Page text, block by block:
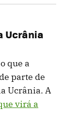
Ucrânia
que a
parte de
Ucrânia. A
virá a